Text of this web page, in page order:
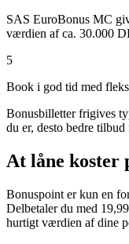
SAS EuroBonus MC
værdien af ca. 30.000
5
Book i god tid med
Bonusbilletter frigives
du er, desto bedre
At låne koster
Bonuspoint er kun en
Delbetaler du med
hurtigt værdien af dine